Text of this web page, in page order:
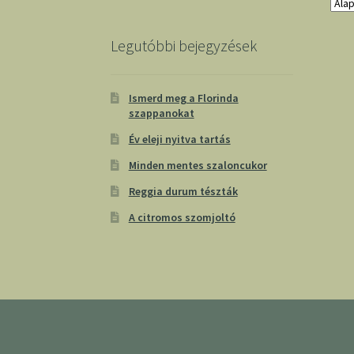
Legutóbbi bejegyzések
Ismerd meg a Florinda
szappanokat
Év eleji nyitva tartás
Minden mentes szaloncukor
Reggia durum tészták
A citromos szomjoltó